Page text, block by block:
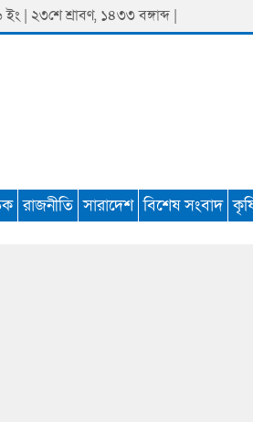
| ২৩শে শ্রাবণ, ১৪৩৩ বঙ্গাব্দ |
রাজনীতি সারাদেশ বিশেষ সংবাদ